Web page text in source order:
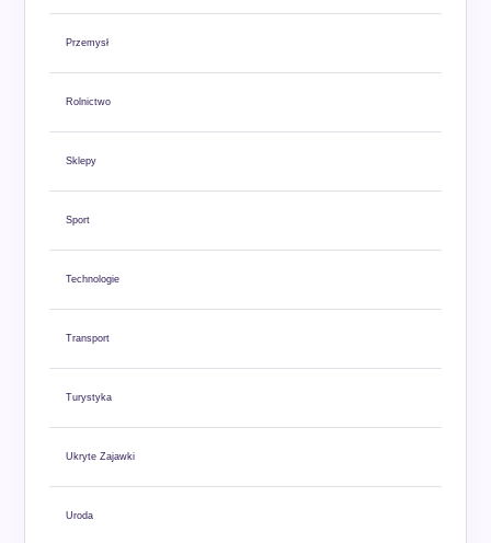
Przemysł
Rolnictwo
Sklepy
Sport
Technologie
Transport
Turystyka
Ukryte Zajawki
Uroda